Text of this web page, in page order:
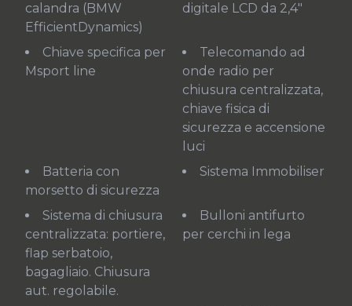
calandra (BMW
EfficientDynamics)
digitale LCD da 2,4"
Chiave specifica per
Msport line
Telecomando ad
onde radio per
chiusura centralizzata,
chiave fisica di
sicurezza e accensione
luci
Batteria con
morsetto di sicurezza
Sistema Immobiliser
Sistema di chiusura
centralizzata: portiere,
flap serbatoio,
bagagliaio. Chiusura
aut. regolabile.
Bulloni antifurto
per cerchi in lega